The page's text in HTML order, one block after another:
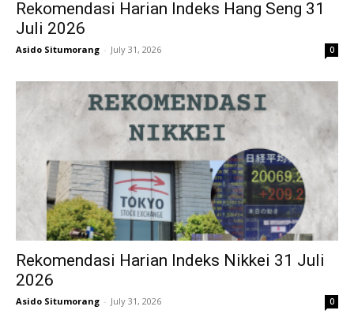
Rekomendasi Harian Indeks Hang Seng 31
Juli 2026
Asido Situmorang - July 31, 2026 0
Rekomendasi Harian Indeks Nikkei 31 Juli
2026
Asido Situmorang - July 31, 2026 0